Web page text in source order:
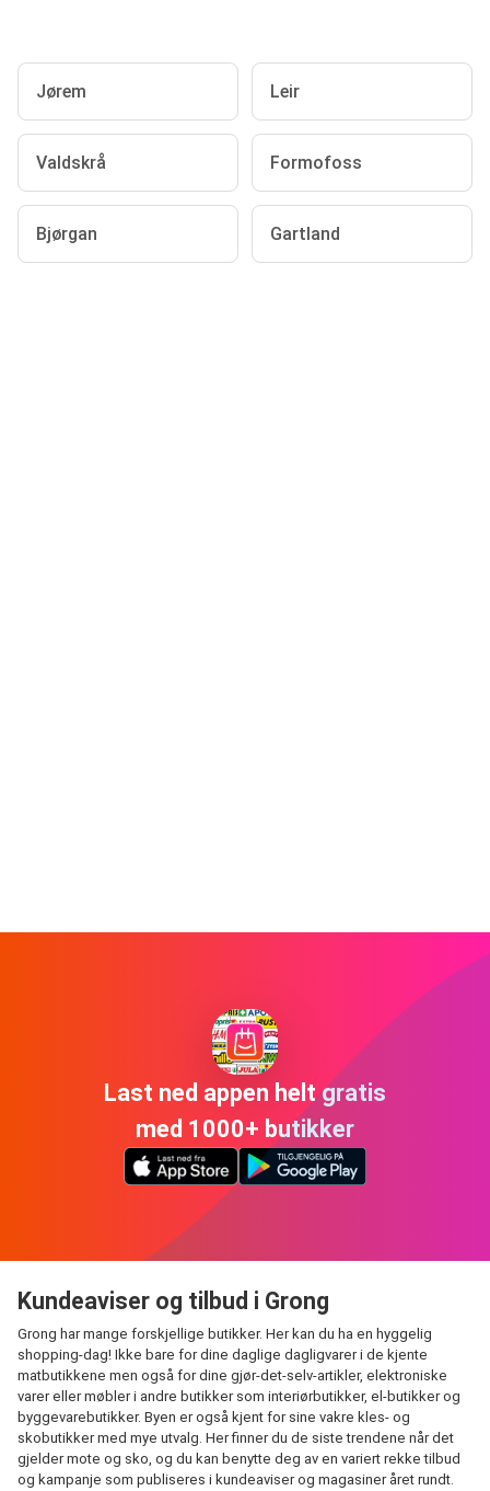
Jørem Leir
Valdskrå Formofoss
Bjørgan Gartland
Last ned appen helt gratis
med 1000+ butikker
Kundeaviser og tilbud i Grong
Grong har mange forskjellige butikker. Her kan du ha en hyggelig
shopping-dag! Ikke bare for dine daglige dagligvarer i de kjente
matbutikkene men også for dine gjør-det-selv-artikler, elektroniske
varer eller møbler i andre butikker som interiørbutikker, el-butikker og
byggevarebutikker. Byen er også kjent for sine vakre kles- og
skobutikker med mye utvalg. Her finner du de siste trendene når det
gjelder mote og sko, og du kan benytte deg av en variert rekke tilbud
og kampanje som publiseres i kundeaviser og magasiner året rundt.